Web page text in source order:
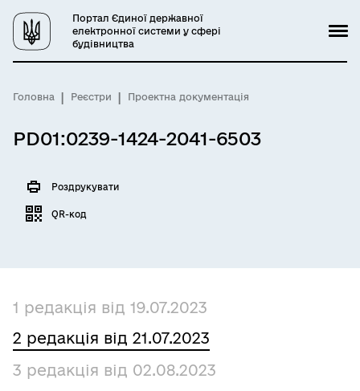
Портал Єдиної державної
електронної системи у сфері
будівництва
Головна Реєстри Проектна документація
PD01:0239-1424-2041-6503
Роздрукувати
QR-код
1 редакція від 19.07.2023
2 редакція від 21.07.2023
3 редакція від 02.08.2023